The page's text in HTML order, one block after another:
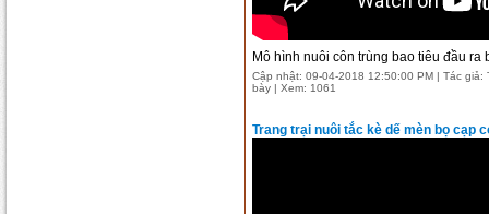
Mô hình nuôi côn trùng bao tiêu đầu ra
Cập nhật: 09-04-2018 12:50:00 PM | Tác
bày | Xem: 1061
Trang trại nuôi tắc kè dế mèn bọ cạp